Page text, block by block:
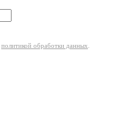
политикой обработки данных